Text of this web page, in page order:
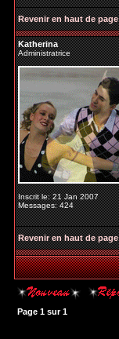
Revenir en haut de page
Katherina
Administratrice
Inscrit le: 21 Jan 2007
Messages: 424
Revenir en haut de page
Page 1 sur1